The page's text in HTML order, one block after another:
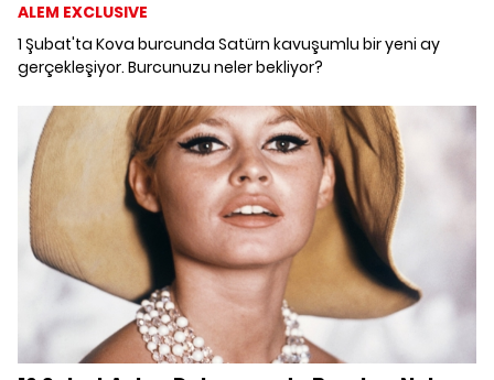
ALEM EXCLUSIVE
1 Şubat'ta Kova burcunda Satürn kavuşumlu bir yeni ay
gerçekleşiyor. Burcunuzu neler bekliyor?